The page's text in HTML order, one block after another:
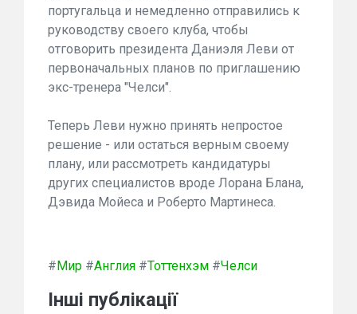
португальца и немедленно отправились к
руководству своего клуба, чтобы
отговорить президента Даниэля Леви от
первоначальных планов по приглашению
экс-тренера "Челси".
Теперь Леви нужно принять непростое
решение - или остаться верным своему
плану, или рассмотреть кандидатуры
других специалистов вроде Лорана Блана,
Дэвида Мойеса и Роберто Мартинеса.
#Мир #Англия #Тоттенхэм #Челси
Інші публікації